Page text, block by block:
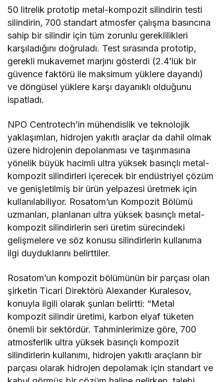
distribütörü oldu
50 litrelik prototip metal-kompozit silindirin testi
silindirin, 700 standart atmosfer çalışma basıncına
sahip bir silindir için tüm zorunlu gereklilikleri
karşıladığını doğruladı. Test sırasında prototip,
gerekli mukavemet marjını gösterdi (2.4’lük bir
güvence faktörü ile maksimum yüklere dayandı)
ve döngüsel yüklere karşı dayanıklı olduğunu
ispatladı.
NPO Centrotech’in mühendislik ve teknolojik
yaklaşımları, hidrojen yakıtlı araçlar da dahil olmak
üzere hidrojenin depolanması ve taşınmasına
yönelik büyük hacimli ultra yüksek basınçlı metal-
kompozit silindirleri içerecek bir endüstriyel çözüm
ve genişletilmiş bir ürün yelpazesi üretmek için
kullanılabiliyor. Rosatom’un Kompozit Bölümü
uzmanları, planlanan ultra yüksek basınçlı metal-
kompozit silindirlerin seri üretim sürecindeki
gelişmelere ve söz konusu silindirlerin kullanıma
ilgi duyduklarını belirttiler.
Rosatom’un kompozit bölümünün bir parçası olan
şirketin Ticari Direktörü Alexander Kuralesov,
konuyla ilgili olarak şunları belirtti: “Metal
kompozit silindir üretimi, karbon elyaf tüketen
önemli bir sektördür. Tahminlerimize göre, 700
atmosferlik ultra yüksek basınçlı kompozit
silindirlerin kullanımı, hidrojen yakıtlı araçların bir
parçası olarak hidrojen depolamak için standart ve